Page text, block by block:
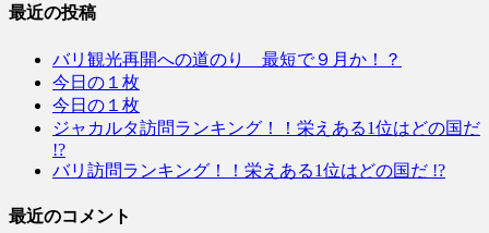
最近の投稿
バリ観光再開への道のり 最短で９月か！？
今日の１枚
今日の１枚
ジャカルタ訪問ランキング！！栄えある1位はどの国だ
!?
バリ訪問ランキング！！栄えある1位はどの国だ !?
最近のコメント